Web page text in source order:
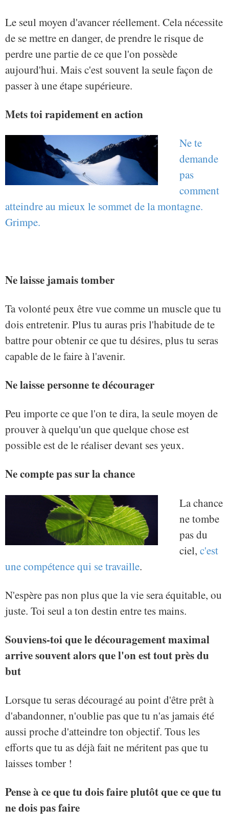
Le seul moyen d'avancer réellement. Cela nécessite
de se mettre en danger, de prendre le risque de
perdre une partie de ce que l'on possède
aujourd'hui. Mais c'est souvent la seule façon de
passer à une étape supérieure.
Mets toi rapidement en action
Ne te
demande
pas
comment
atteindre au mieux le sommet de la montagne.
Grimpe.
Ne laisse jamais tomber
Ta volonté peux être vue comme un muscle que tu
dois entretenir. Plus tu auras pris l'habitude de te
battre pour obtenir ce que tu désires, plus tu seras
capable de le faire à l'avenir.
Ne laisse personne te décourager
Peu importe ce que l'on te dira, la seule moyen de
prouver à quelqu'un que quelque chose est
possible est de le réaliser devant ses yeux.
Ne compte pas sur la chance
La chance
ne tombe
pas du
ciel, c'est
une compétence qui se travaille.
N'espère pas non plus que la vie sera équitable, ou
juste. Toi seul a ton destin entre tes mains.
Souviens-toi que le découragement maximal
arrive souvent alors que l'on est tout près du
but
Lorsque tu seras découragé au point d'être prêt à
d'abandonner, n'oublie pas que tu n'as jamais été
aussi proche d'atteindre ton objectif. Tous les
efforts que tu as déjà fait ne méritent pas que tu
laisses tomber !
Pense à ce que tu dois faire plutôt que ce que tu
ne dois pas faire